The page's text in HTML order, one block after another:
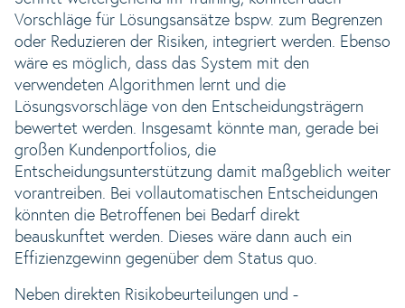
Vorschläge für Lösungsansätze bspw. zum Begrenzen
oder Reduzieren der Risiken, integriert werden. Ebenso
wäre es möglich, dass das System mit den
verwendeten Algorithmen lernt und die
Lösungsvorschläge von den Entscheidungsträgern
bewertet werden. Insgesamt könnte man, gerade bei
großen Kundenportfolios, die
Entscheidungsunterstützung damit maßgeblich weiter
vorantreiben. Bei vollautomatischen Entscheidungen
könnten die Betroffenen bei Bedarf direkt
beauskunftet werden. Dieses wäre dann auch ein
Effizienzgewinn gegenüber dem Status quo.
Neben direkten Risikobeurteilungen und -